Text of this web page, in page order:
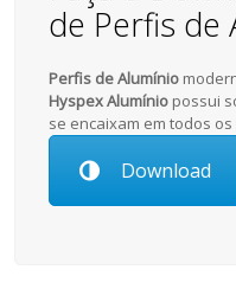
de Perfis de
Perfis de Alumínio
Hyspex Alumínio possui
se encaixam em todos
Download